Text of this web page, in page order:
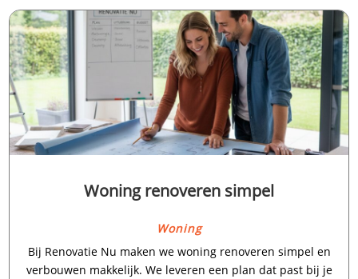
Woning renoveren simpel
Woning
Bij Renovatie Nu maken we woning renoveren simpel en
verbouwen makkelijk.​ We leveren een plan dat past bij je